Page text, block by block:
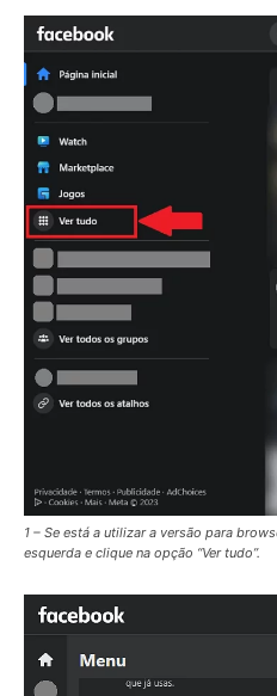
1 – Se está a utilizar a versão para
esquerda e clique na opção “Ver tudo”.